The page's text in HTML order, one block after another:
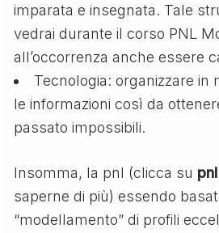
imparata e insegnata. Tale
vedrai durante il corso PNL
all’occorrenza anche essere
Tecnologia: organizzare in
le informazioni così da
passato impossibili.
Insomma, la pnl (clicca su
saperne di più) essendo
“modellamento” di profili